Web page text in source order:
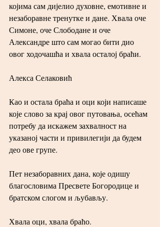
којима сам дијелио духовне, емотивне и
незаборавне тренутке и дане. Хвала оче
Симоне, оче Слободане и оче
Александре што сам могао бити дио
овог ходочашћа и хвала осталој браћи.
Алекса Селаковић
Као и остала браћа и оци који написаше
које слово за крај овог путовања, осећам
потребу да искажем захвалност на
указаној части и привилегији да будем
део ове групе.
Пет незаборавних дана, које одишу
благословима Пресвете Богородице и
братском слогом и љубављу.
Хвала оци, хвала браћо.